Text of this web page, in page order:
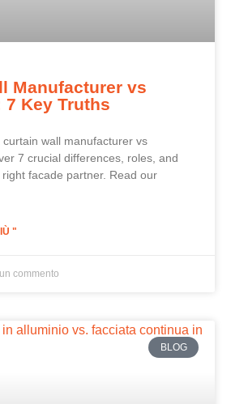
Manufacturer vs
Key Truths
wall manufacturer vs
7 crucial differences, roles, and
facade partner. Read our
"
commento
BLOG